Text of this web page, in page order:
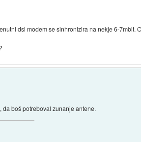
dsl modem se sinhronizira na nekje 6-7mbit.
da boš potreboval zunanje antene.